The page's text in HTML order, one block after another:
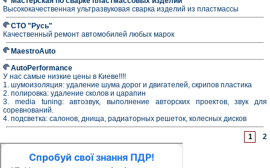
Высококачественная ультразвуковая сварка изделий из пластмассы
СТО "Русь"
Качественный ремонт автомобилей любых марок
MaestroAuto
AutoPerformance
У нас самые низкие цены в Киеве!!!!
1. шумоизоляция: удаление шума дорог и двигателей, скрипов пластика
2. полировка: удаление сколов и царапин
3. media tuning: автозвук, выполнение авторских проектов, звук для
соревнований.
4. подсветка: салонов, днища, радиаторных решеток, колесных дисков
1 2